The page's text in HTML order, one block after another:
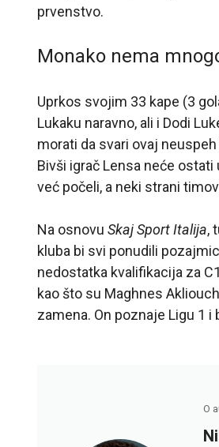
prvenstvo.
Monako nema
Uprkos svojim 33 kape (3
Lukaku naravno, ali i Dodi
morati da svari ovaj
Bivši igrač Lensa neće
već počeli, a neki strani
Na osnovu Skaj Sport Italija,
kluba bi svi ponudili
nedostatka kvalifikacija za
kao što su Maghnes
zamena. On poznaje Ligu 1
O